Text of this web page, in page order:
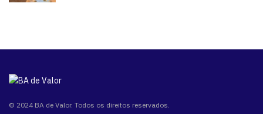
© 2024 BA de Valor. Todos os direitos reservados.